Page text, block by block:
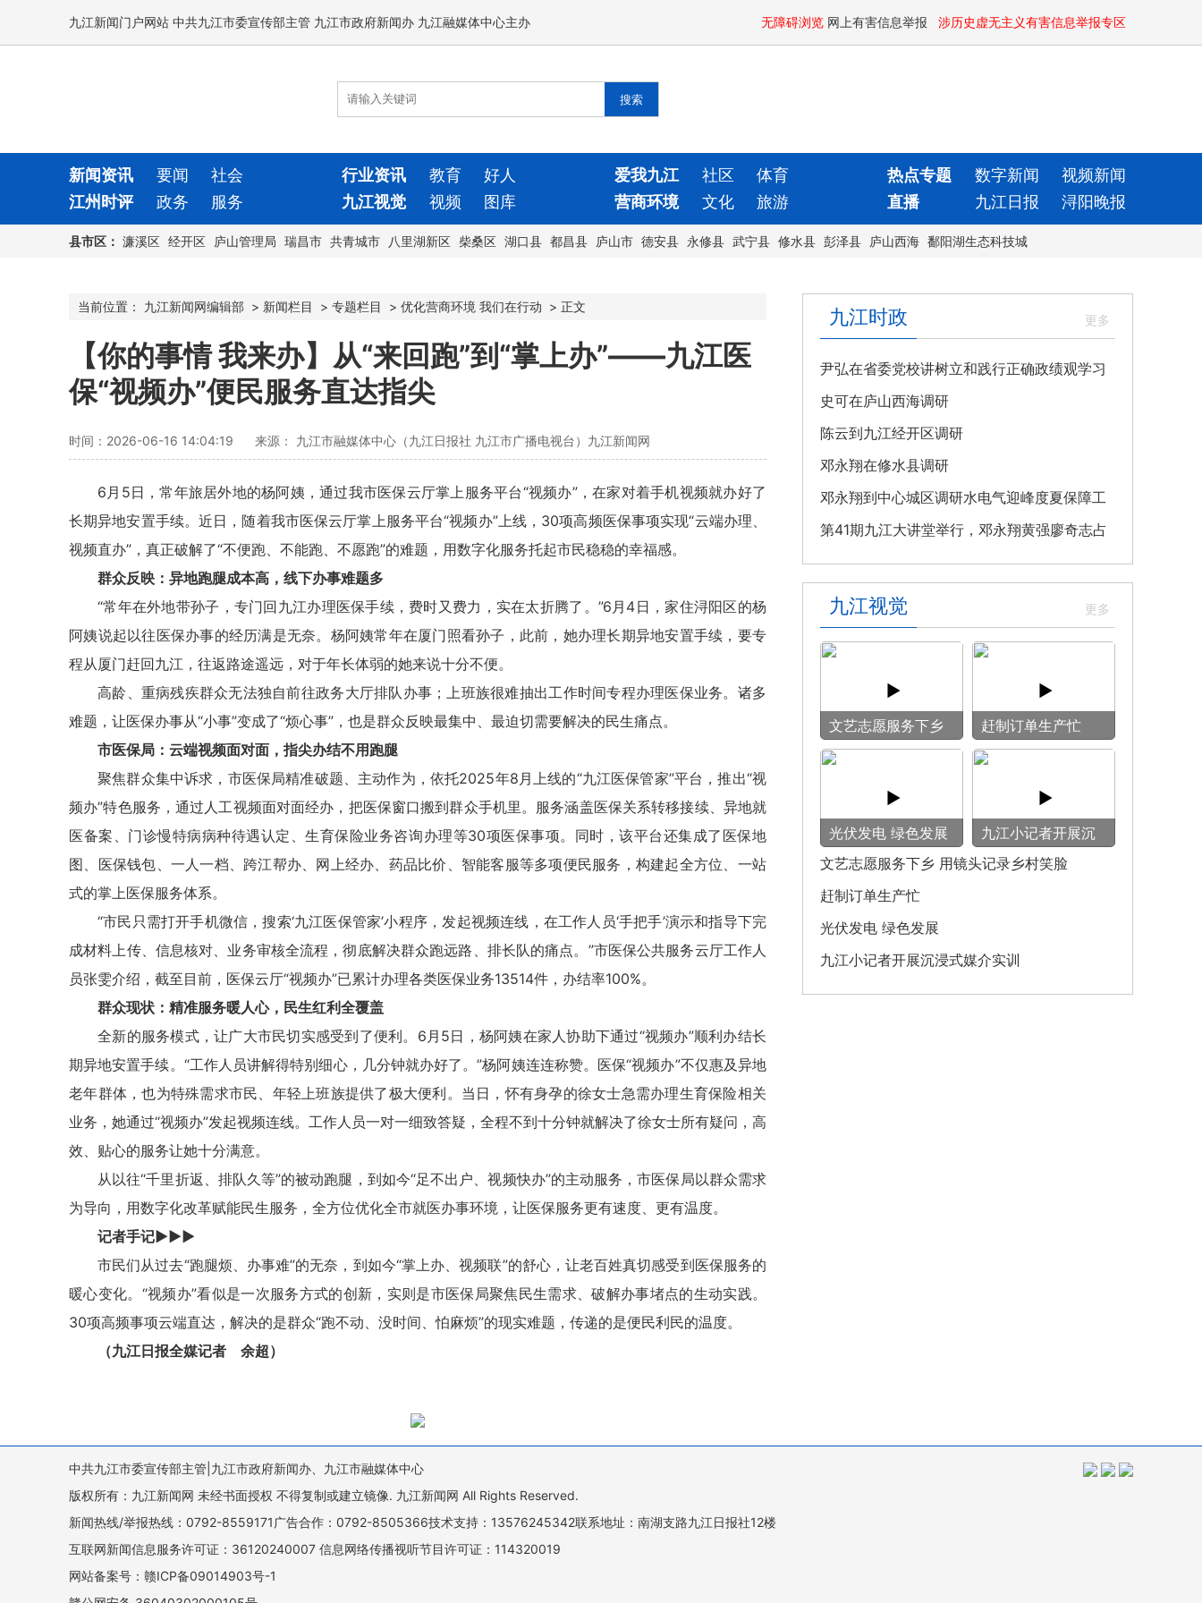
九江新闻门户网站 中共九江市委宣传部主管 九江市政府新闻办 九江融媒体中心主办 无障碍浏览 网上有害信息举报 涉历史虚无主义有害信息举报专区
新闻资讯 要闻 社会 行业资讯 教育 好人 爱我九江 社区 体育 热点专题 数字新闻
视频新闻
江州时评
政务 服务 九江视觉 视频 图库 营商环境 文化 旅游 直播 九江日报 浔阳晚报
县市区： 濂溪区 经开区 庐山管理局 瑞昌市 共青城市 八里湖新区 柴桑区 湖口县 都昌县 庐山市 德安县 永修县 武宁县 修水县 彭泽县 庐山西海 鄱阳湖生态科技城
当前位置： 九江新闻网编辑部 > 新闻栏目 > 专题栏目 > 优化营商环境 我们在行动 > 正文
【你的事情 我来办】从“来回跑”到“掌上办”——九江医
保“视频办”便民服务直达指尖
时间：2026-06-16 14:04:19 来源： 九江市融媒体中心（九江日报社 九江市广播电视台）九江新闻网
6月5日，常年旅居外地的杨阿姨，通过我市医保云厅掌上服务平台“视频办”，在家对着手机视频就办好了
长期异地安置手续。近日，随着我市医保云厅掌上服务平台“视频办”上线，30项高频医保事项实现“云端办理、
视频直办”，真正破解了“不便跑、不能跑、不愿跑”的难题，用数字化服务托起市民稳稳的幸福感。
群众反映：异地跑腿成本高，线下办事难题多
“常年在外地带孙子，专门回九江办理医保手续，费时又费力，实在太折腾了。”6月4日，家住浔阳区的杨
阿姨说起以往医保办事的经历满是无奈。杨阿姨常年在厦门照看孙子，此前，她办理长期异地安置手续，要专
程从厦门赶回九江，往返路途遥远，对于年长体弱的她来说十分不便。
高龄、重病残疾群众无法独自前往政务大厅排队办事；上班族很难抽出工作时间专程办理医保业务。诸多
难题，让医保办事从“小事”变成了“烦心事”，也是群众反映最集中、最迫切需要解决的民生痛点。
市医保局：云端视频面对面，指尖办结不用跑腿
聚焦群众集中诉求，市医保局精准破题、主动作为，依托2025年8月上线的“九江医保管家”平台，推出“视
频办”特色服务，通过人工视频面对面经办，把医保窗口搬到群众手机里。服务涵盖医保关系转移接续、异地就
医备案、门诊慢特病病种待遇认定、生育保险业务咨询办理等30项医保事项。同时，该平台还集成了医保地
图、医保钱包、一人一档、跨江帮办、网上经办、药品比价、智能客服等多项便民服务，构建起全方位、一站
式的掌上医保服务体系。
“市民只需打开手机微信，搜索‘九江医保管家’小程序，发起视频连线，在工作人员‘手把手’演示和指导下完
成材料上传、信息核对、业务审核全流程，彻底解决群众跑远路、排长队的痛点。”市医保公共服务云厅工作人
员张雯介绍，截至目前，医保云厅“视频办”已累计办理各类医保业务13514件，办结率100%。
群众现状：精准服务暖人心，民生红利全覆盖
全新的服务模式，让广大市民切实感受到了便利。6月5日，杨阿姨在家人协助下通过“视频办”顺利办结长
期异地安置手续。“工作人员讲解得特别细心，几分钟就办好了。”杨阿姨连连称赞。医保“视频办”不仅惠及异地
老年群体，也为特殊需求市民、年轻上班族提供了极大便利。当日，怀有身孕的徐女士急需办理生育保险相关
业务，她通过“视频办”发起视频连线。工作人员一对一细致答疑，全程不到十分钟就解决了徐女士所有疑问，高
效、贴心的服务让她十分满意。
从以往“千里折返、排队久等”的被动跑腿，到如今“足不出户、视频快办”的主动服务，市医保局以群众需求
为导向，用数字化改革赋能民生服务，全方位优化全市就医办事环境，让医保服务更有速度、更有温度。
记者手记▶▶▶
市民们从过去“跑腿烦、办事难”的无奈，到如今“掌上办、视频联”的舒心，让老百姓真切感受到医保服务的
暖心变化。“视频办”看似是一次服务方式的创新，实则是市医保局聚焦民生需求、破解办事堵点的生动实践。
30项高频事项云端直达，解决的是群众“跑不动、没时间、怕麻烦”的现实难题，传递的是便民利民的温度。
（九江日报全媒记者 余超）
九江时政
尹弘在省委党校讲树立和践行正确政绩观学习
教育专题党课
史可在庐山西海调研
陈云到九江经开区调研
邓永翔在修水县调研
邓永翔到中心城区调研水电气迎峰度夏保障工
作
第41期九江大讲堂举行，邓永翔黄强廖奇志占
勇出席
九江视觉
文艺志愿服务下乡
用镜头记录乡村笑
赶制订单生产忙
光伏发电 绿色发展
九江小记者开展沉
浸式媒介实训
文艺志愿服务下乡 用镜头记录乡村笑脸
赶制订单生产忙
光伏发电 绿色发展
九江小记者开展沉浸式媒介实训
中共九江市委宣传部主管|九江市政府新闻办、九江市融媒体中心
版权所有：九江新闻网 未经书面授权 不得复制或建立镜像. 九江新闻网 All Rights Reserved.
新闻热线/举报热线：0792-8559171广告合作：0792-8505366技术支持：13576245342联系地址：南湖支路九江日报社12楼
互联网新闻信息服务许可证：36120240007 信息网络传播视听节目许可证：114320019
网站备案号：赣ICP备09014903号-1